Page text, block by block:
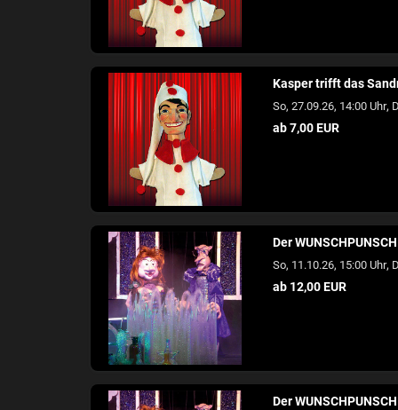
Kasper trifft das
So, 27.09.26, 14:00 Uhr,
ab 7,00 EUR
Der WUNSCHPUNSCH
So, 11.10.26, 15:00 Uhr,
ab 12,00 EUR
Der WUNSCHPUNSCH